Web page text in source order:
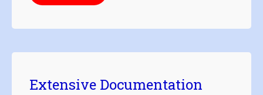
Extensive Documentation